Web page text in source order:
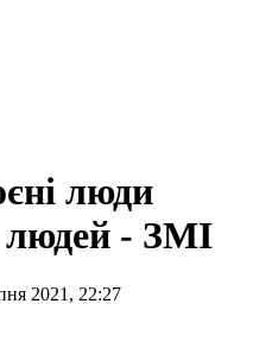
люди
людей - ЗМІ
2021, 22:27